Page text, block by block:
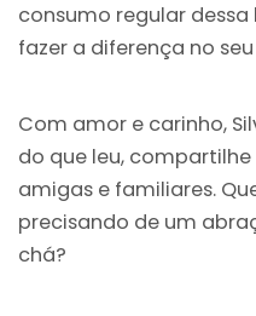
consumo regular
fazer a diferença no
Com amor e carinho,
do que leu,
amigas e familiares.
precisando de um
chá?